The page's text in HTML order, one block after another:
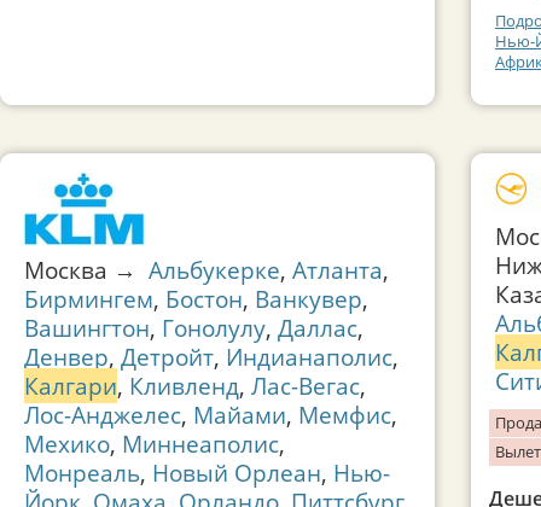
Москва → Альбукерке, Атланта,
Бирмингем, Бостон, Ванкувер,
Вашингтон, Гонолулу, Даллас,
Денвер, Детройт, Индианаполис,
Калгари, Кливленд, Лас-Вегас,
Лос-Анджелес, Майами, Мемфис,
Мехико, Миннеаполис,
Монреаль, Новый Орлеан, Нью-
Нью-